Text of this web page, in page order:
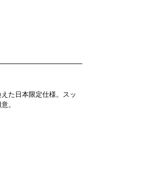
た日本限定仕様。スッ
。